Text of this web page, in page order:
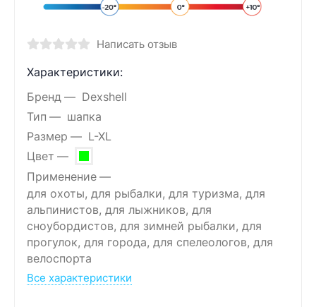
Написать отзыв
Характеристики:
Бренд
Dexshell
Тип
шапка
Размер
L-XL
Цвет
Применение
для охоты, для рыбалки, для туризма, для
альпинистов, для лыжников, для
сноубордистов, для зимней рыбалки, для
прогулок, для города, для спелеологов, для
велоспорта
Все характеристики